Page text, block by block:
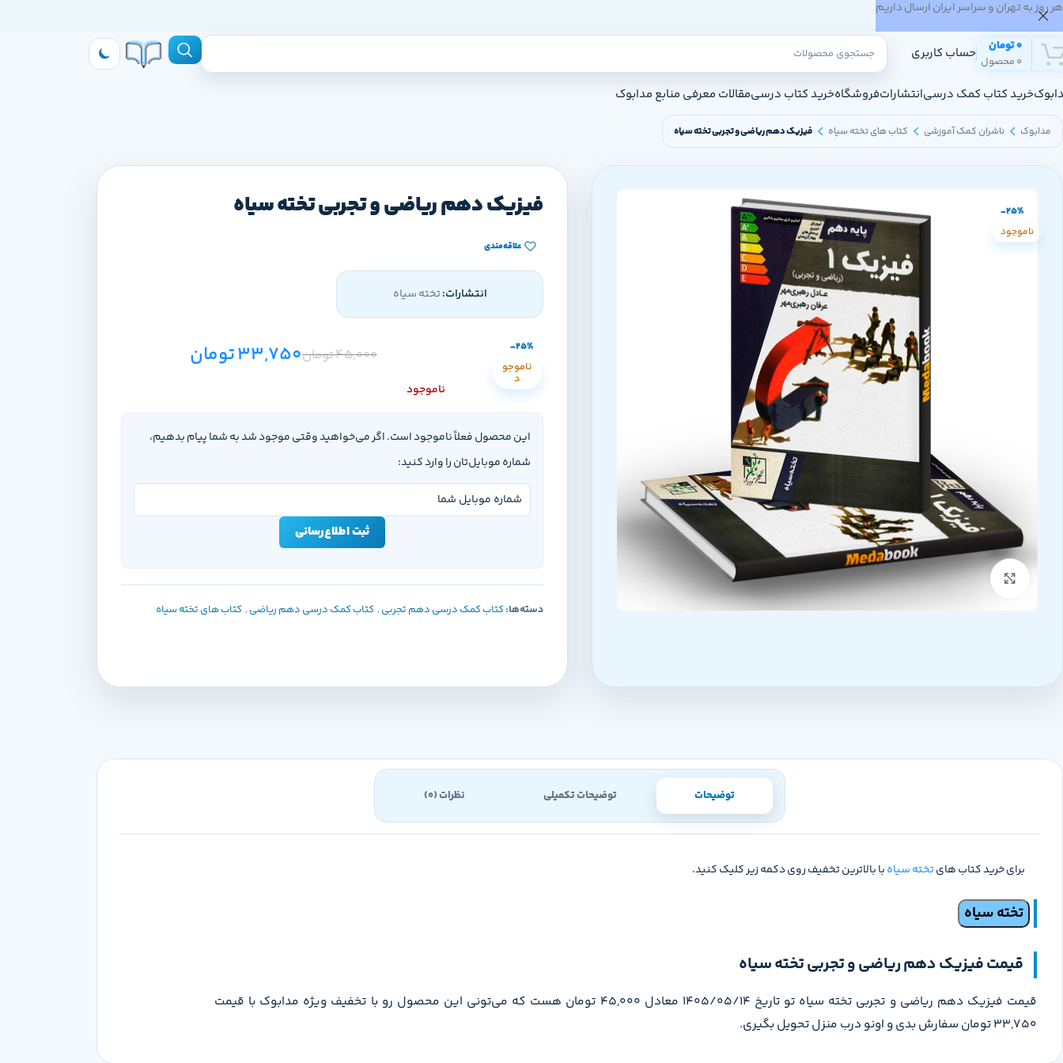
0 محصول
0تومان حساب کاربری
خرید کتاب کمک درسیانتشاراتفروشگاهخرید کتاب درسیمقالات معرفی منابع مدابوک
مدابوک ناشران کمک آموزشی کتاب های تخته سیاه فیزیک دهم ریاضی و تجربی تخته سیاه
-25%
ناموجود
بزرگنمایی تصویر
فیزیک دهم ریاضی و تجربی تخته سیاه
علاقه‌مندی
انتشارات:تخته سیاه
-25%
ناموجو
د
45,000تومان33,750تومان
ناموجود
این محصول فعلاً ناموجود است. اگر می‌خواهید وقتی موجود شد به شما پیام بدهیم،
شماره موبایل‌تان را وارد کنید:
ثبت اطلاع‌رسانی
دسته‌ها: کتاب کمک درسی دهم تجربی , کتاب کمک درسی دهم ریاضی , کتاب های تخته سیاه
توضیحات توضیحات تکمیلی نظرات (0)
برای خرید کتاب هایتخته سیاهبا بالاترین تخفیف روی دکمه زیر کلیک کنید.
تخته سیاه
قیمت فیزیک دهم ریاضی و تجربی تخته سیاه
قیمت فیزیک دهم ریاضی و تجربی تخته سیاه تو تاریخ 1405/05/14 معادل 45,000 تومان هست که می‌تونی این محصول رو با تخفیف ویژه مدابوک با قیمت
33,750 تومان سفارش بدی و اونو درب منزل تحویل بگیری.
هر روز به تهران و سراسر ایران ارسال داریم